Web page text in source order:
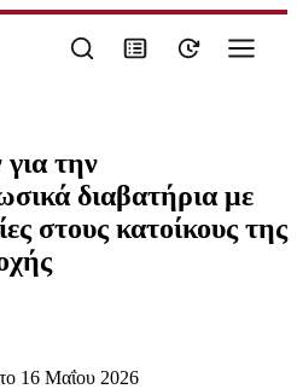
την
διαβατήρια με
στους κατοίκους της
16 Μαΐου 2026